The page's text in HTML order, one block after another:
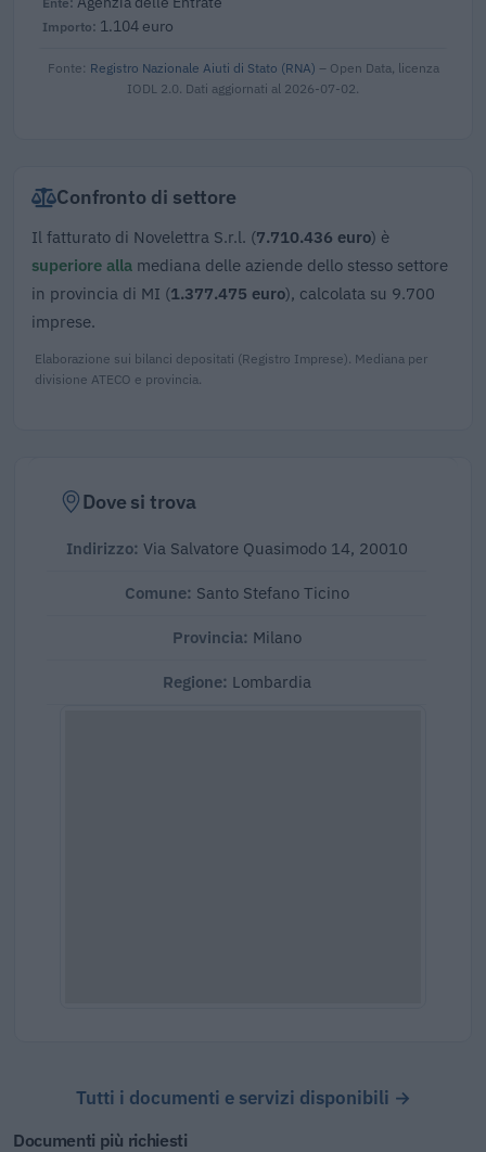
1.104 euro
Fonte: Registro Nazionale Aiuti di Stato (RNA) – Open Data, licenza
IODL 2.0. Dati aggiornati al 2026-07-02.
Confronto di settore
Il fatturato di Novelettra S.r.l. (7.710.436 euro) è
superiore alla mediana delle aziende dello stesso settore
in provincia di MI (1.377.475 euro), calcolata su 9.700
imprese.
Elaborazione sui bilanci depositati (Registro Imprese). Mediana per
divisione ATECO e provincia.
Dove si trova
Indirizzo: Via Salvatore Quasimodo 14, 20010
Comune: Santo Stefano Ticino
Provincia: Milano
Regione: Lombardia
Tutti i documenti e servizi disponibili →
Documenti più richiesti